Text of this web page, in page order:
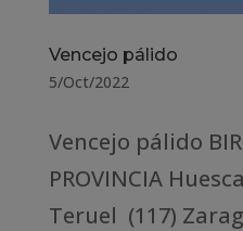
Vencejo pálido
5/Oct/2022
Vencejo pálido
PROVINCIA
Teruel (117)